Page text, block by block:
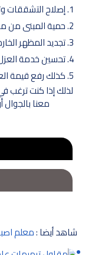
إصلاح التشققات
حمية المبنى من
تجديد المظهر
تحسين خدمة
كذلك رفع قيمة
لذلك إذا كنت ترغب
معنا بالجوال
شاهد أيضا :معلم